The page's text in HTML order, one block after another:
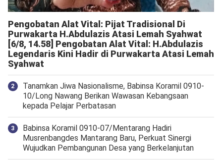
Pengobatan Alat Vital: Pijat Tradisional Di
Purwakarta H.Abdulazis Atasi Lemah Syahwat
[6/8, 14.58] Pengobatan Alat Vital: H.Abdulazis
Legendaris Kini Hadir di Purwakarta Atasi Lemah
Syahwat
Tanamkan Jiwa Nasionalisme, Babinsa Koramil 0910-
10/Long Nawang Berikan Wawasan Kebangsaan
kepada Pelajar Perbatasan
Babinsa Koramil 0910-07/Mentarang Hadiri
Musrenbangdes Mantarang Baru, Perkuat Sinergi
Wujudkan Pembangunan Desa yang Berkelanjutan